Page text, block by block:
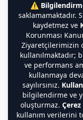
⚠️
saklamamaktadır.
kaydetmez ve
Korunması
Ziyaretçilerimizin
kullanılmaktadır;
ve performans
kullanmaya
sayılırsınız.
bilgilendirme ve
oluşturmaz.
kullanım verilerini